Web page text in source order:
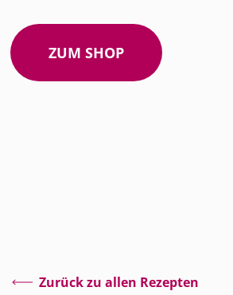
ZUM SHOP
Zurück zu allen Rezepten